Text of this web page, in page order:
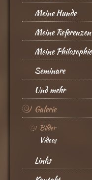
Meine Hunde
Meine Referenzen
Meine Philosophie
Seminare
Und mehr
Galerie
Bilder
Videos
Links